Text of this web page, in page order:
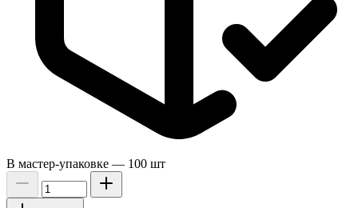
В мастер-упаковке — 100 шт